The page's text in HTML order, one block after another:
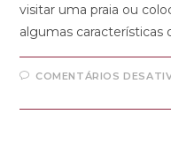
visitar uma praia ou
algumas características
COMENTÁRIOS